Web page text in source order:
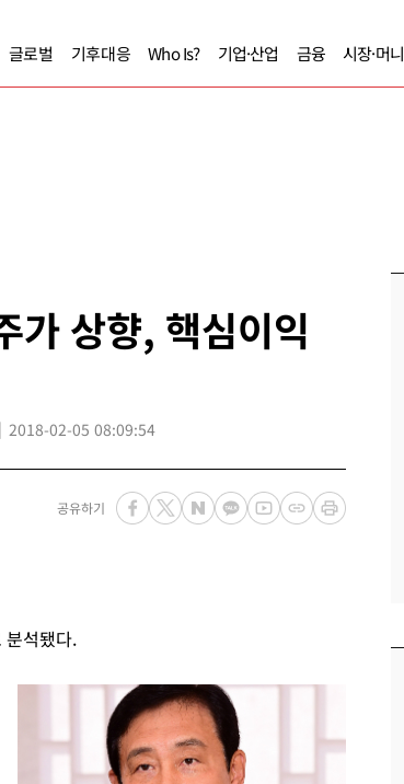
글로벌 기후대응 Who Is? 기업·산업 금융 시장·머니
가 상향, 핵심이익
2018-02-05 08:09:54
공유하기
분석됐다.